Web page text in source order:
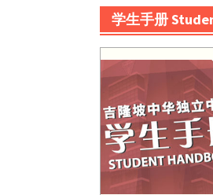
学生手册